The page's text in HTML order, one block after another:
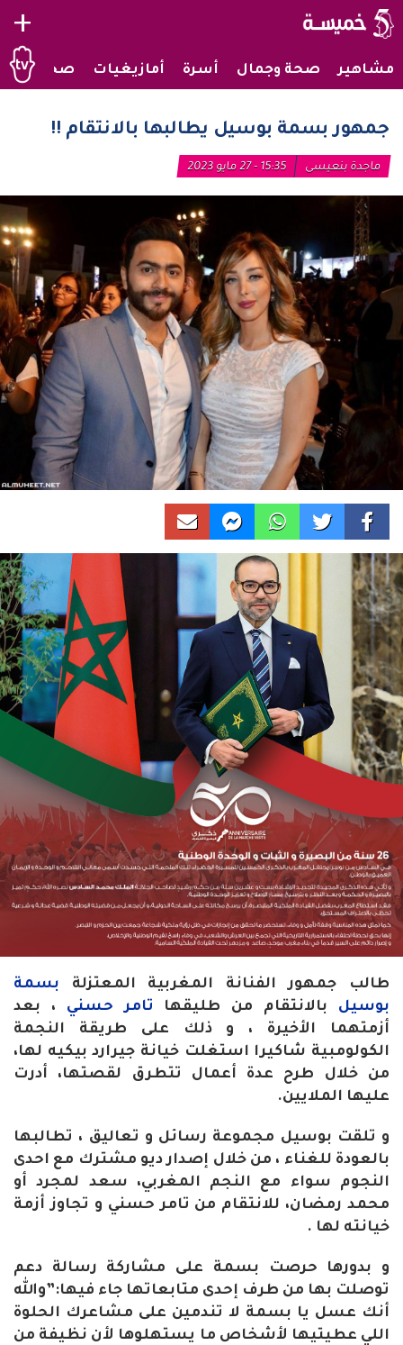
+
مشاهير صحة وجمال أسرة أمازيغيات صحراويات
جمهور بسمة بوسيل يطالبها بالانتقام !!
ماجدة بنعيسى 15:35 - 27 مايو 2023
طالب جمهور الفنانة المغربية المعتزلة بسمة
بوسيل بالانتقام من طليقها تامر حسني ، بعد
أزمتهما الأخيرة ، و ذلك على طريقة النجمة
الكولومبية شاكيرا استغلت خيانة جيرارد بيكيه لها،
من خلال طرح عدة أعمال تتطرق لقصتها، أدرت
عليها الملايين.
و تلقت بوسيل مجموعة رسائل و تعاليق ، تطالبها
بالعودة للغناء ، من خلال إصدار ديو مشترك مع احدى
النجوم سواء مع النجم المغربي، سعد لمجرد أو
محمد رمضان، للانتقام من تامر حسني و تجاوز أزمة
خيانته لها .
و بدورها حرصت بسمة على مشاركة رسالة دعم
توصلت بها من طرف إحدى متابعاتها جاء فيها:”والله
أنك عسل يا بسمة لا تندمين على مشاعرك الحلوة
اللي عطيتيها لأشخاص ما يستهلوها لأن نظيفة من